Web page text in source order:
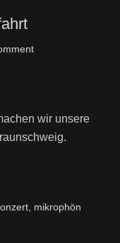
wir unsere
, mikrophön